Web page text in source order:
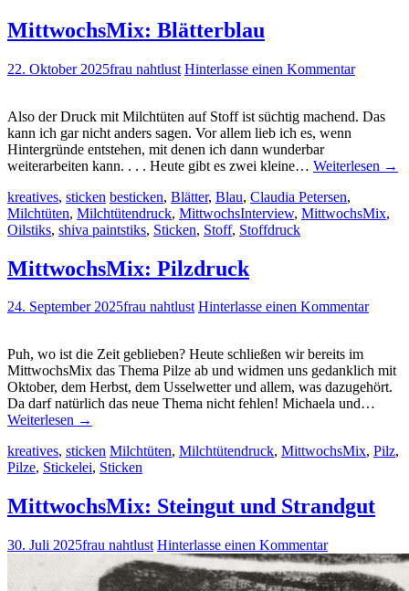
MittwochsMix: Blätterblau
22. Oktober 2025frau nahtlust Hinterlasse einen Kommentar
Also der Druck mit Milchtüten auf Stoff ist süchtig machend. Das
kann ich gar nicht anders sagen. Vor allem lieb ich es, wenn
Hintergründe entstehen, mit denen ich dann wunderbar
weiterarbeiten kann. . . . Heute gibt es zwei kleine… Weiterlesen →
kreatives, sticken besticken, Blätter, Blau, Claudia Petersen,
Milchtüten, Milchtütendruck, MittwochsInterview, MittwochsMix,
Oilstiks, shiva paintstiks, Sticken, Stoff, Stoffdruck
MittwochsMix: Pilzdruck
24. September 2025frau nahtlust Hinterlasse einen Kommentar
Puh, wo ist die Zeit geblieben? Heute schließen wir bereits im
MittwochsMix das Thema Pilze ab und widmen uns gedanklich mit
Oktober, dem Herbst, dem Usselwetter und allem, was dazugehört.
Da darf natürlich das neue Thema nicht fehlen! Michaela und…
Weiterlesen →
kreatives, sticken Milchtüten, Milchtütendruck, MittwochsMix, Pilz,
Pilze, Stickelei, Sticken
MittwochsMix: Steingut und Strandgut
30. Juli 2025frau nahtlust Hinterlasse einen Kommentar